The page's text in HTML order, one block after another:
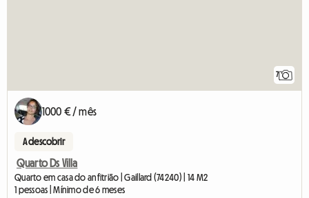
7
1000 € / mês
A descobrir
Quarto Ds Villa
Quarto em casa do anfitrião | Gaillard (74240) | 14 M2
1 pessoas | Mínimo de 6 meses